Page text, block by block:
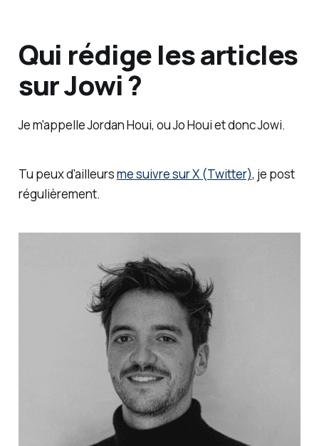
Qui rédige les articles
sur Jowi ?
Je m'appelle Jordan Houi, ou Jo Houi et donc Jowi.
Tu peux d'ailleursme suivre sur X (Twitter), je post
régulièrement.